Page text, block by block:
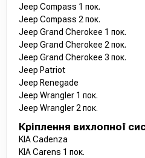
Jeep Compass 1 пок.
Jeep Compass 2 пок.
Jeep Grand Cherokee 1 пок.
Jeep Grand Cherokee 2 пок.
Jeep Grand Cherokee 3 пок.
Jeep Patriot
Jeep Renegade
Jeep Wrangler 1 пок.
Jeep Wrangler 2 пок.
Кріплення вихлопної
KIA Cadenza
KIA Carens 1 пок.